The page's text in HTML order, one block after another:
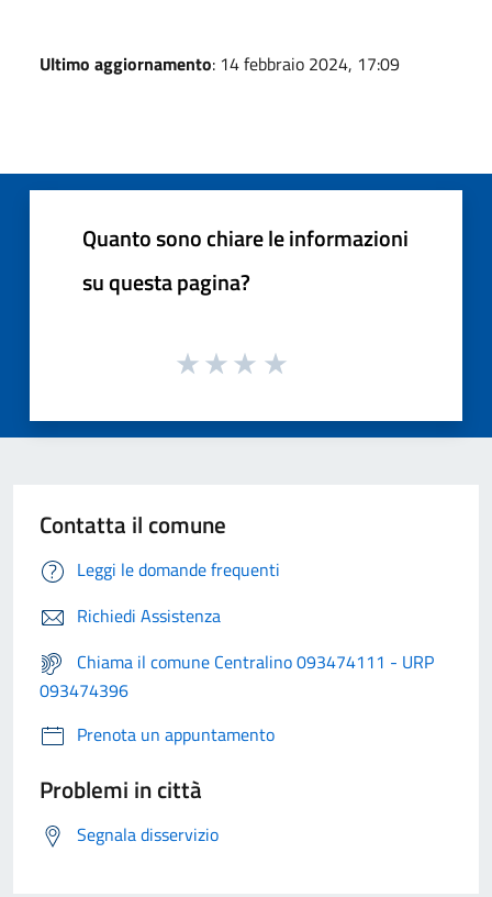
Ultimo aggiornamento: 14 febbraio 2024, 17:09
Quanto sono chiare le informazioni
su questa pagina?
Contatta il comune
Leggi le domande frequenti
Richiedi Assistenza
Chiama il comune Centralino 093474111 - URP
093474396
Prenota un appuntamento
Problemi in città
Segnala disservizio